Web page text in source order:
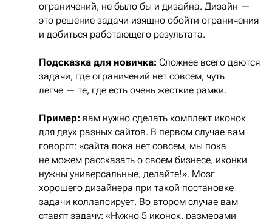
ограничений, не было бы и дизайна. Дизайн —
это решение задачи изящно обойти ограничения
и добиться работающего результата.
Подсказка для новичка: Сложнее всего даются
задачи, где ограничений нет совсем, чуть
легче — те, где есть очень жесткие рамки.
Пример: вам нужно сделать комплект иконок
для двух разных сайтов. В первом случае вам
говорят: «сайта пока нет совсем, мы пока
не можем рассказать о своем бизнесе, иконки
нужны универсальные, делайте!». Мозг
хорошего дизайнера при такой постановке
задачи коллапсирует. Во втором случае вам
ставят задачу: «Нужно 5 иконок, размерами